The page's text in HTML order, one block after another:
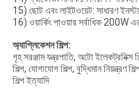
15) ছোট এবং লাইটওয়েট: সাধারণ
16) ওয়ার্কিং পাওয়ার সর্বাধিক 200W
অ্যাপ্লিকেশন শিল্প:
গৃহ সরঞ্জাম যন্ত্রপাতি, অটো ইলেকট্রনিক্স
শিল্প, যোগাযোগ শিল্প, বুদ্ধিমান নিয়ন্ত্রণ
শিল্প ইত্যাদি